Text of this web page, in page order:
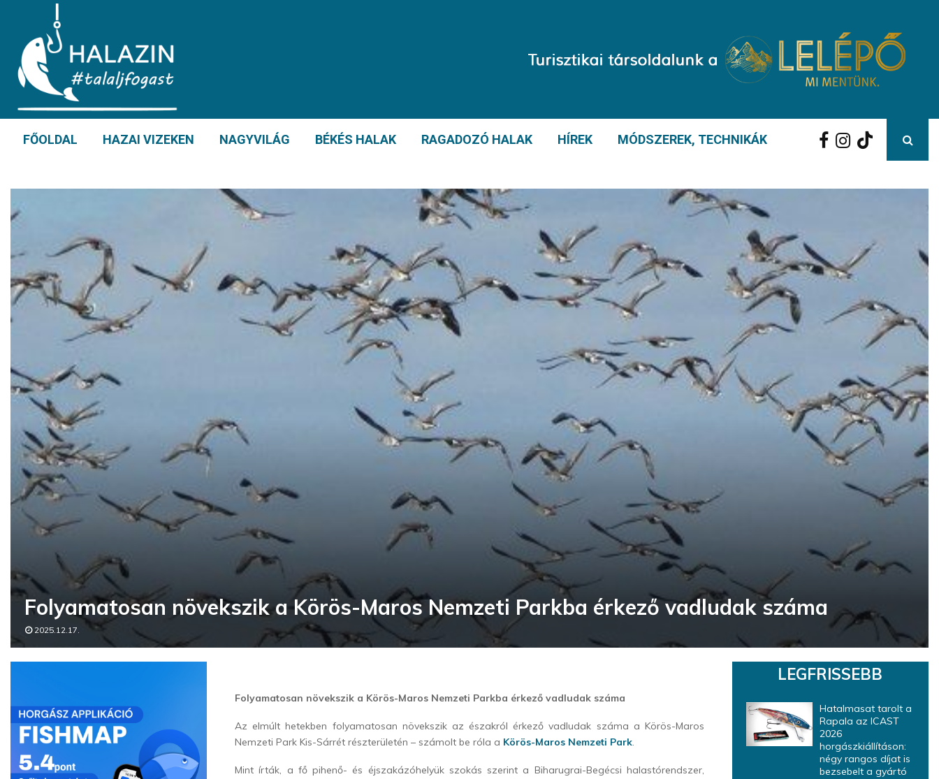
FŐOLDAL HAZAI VIZEKEN NAGYVILÁG BÉKÉS HALAK RAGADOZÓ HALAK HÍREK MÓDSZEREK, TECHNIKÁK
Folyamatosan növekszik a Körös-Maros Nemzeti Parkba érkező vadludak száma
2025.12.17.
Folyamatosan növekszik a Körös-Maros Nemzeti Parkba érkező vadludak száma
Az elmúlt hetekben folyamatosan növekszik az északról érkező vadludak száma a Körös-Maros
Nemzeti Park Kis-Sárrét részterületén – számolt be róla a Körös-Maros Nemzeti Park.
Mint írták, a fő pihenő- és éjszakázóhelyük szokás szerint a Biharugrai-Begécsi halastórendszer,
LEGFRISSEBB
Hatalmasat tarolt a
Rapala az ICAST
2026
horgászkiállításon:
négy rangos díjat is
bezsebelt a gyártó